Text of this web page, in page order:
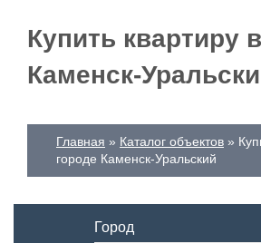
Купить квартиру
Каменск-
Главная Каталог объектов
городе Каменск-Уральский
Город